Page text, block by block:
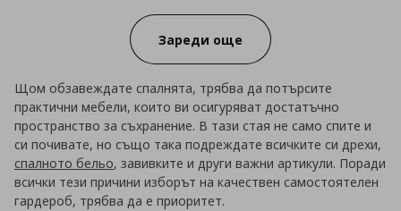
Зареди още
Щом обзавеждате спалнята, трябва да потърсите
практични мебели, които ви осигуряват достатъчно
пространство за съхранение. В тази стая не само спите и
си почивате, но също така подреждате всичките си дрехи,
спалното бельо, завивките и други важни артикули. Поради
всички тези причини изборът на качествен самостоятелен
гардероб, трябва да е приоритет.